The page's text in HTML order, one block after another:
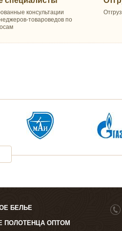
консультации
товароведов по
БЕЛЬЕ
ПОЛОТЕНЦА ОПТОМ